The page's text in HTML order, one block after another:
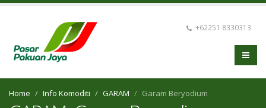
+62251 8330313
Home Info Komoditi GARAM Garam Beryodium